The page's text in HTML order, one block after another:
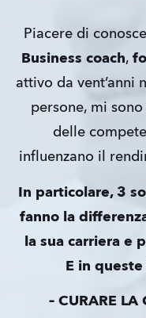
Piacere di
Business coach,
attivo da vent’anni
persone, mi
delle
influenzano il
In particolare, 3
fanno la
la sua carriera e
E in
– CURARE